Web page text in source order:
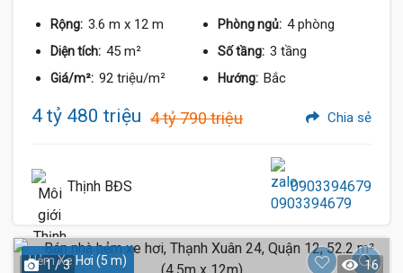
Rộng: 3.6 m x 12 m Phòng ngủ: 4 phòng
Diện tích: 45 m² Số tầng: 3 tầng
Giá/m²: 92 triệu/m² Hướng: Bắc
4 tỷ 480 triệu 4 tỷ 790 triệu Chia sẻ
Thịnh BĐS 0903394679
Hẻm Xe Hơi (5 m)
1 / 3 16